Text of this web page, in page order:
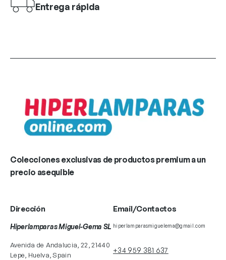
Entrega rápida
Colecciones exclusivas de productos premium a un
precio asequible
Dirección
Hiperlamparas Miguel-Gema SL
Avenida de Andalucia, 22, 21440
Lepe, Huelva, Spain
Email/Contactos
hiperlamparasmiguelema@gmail.com
+34 959 381 637